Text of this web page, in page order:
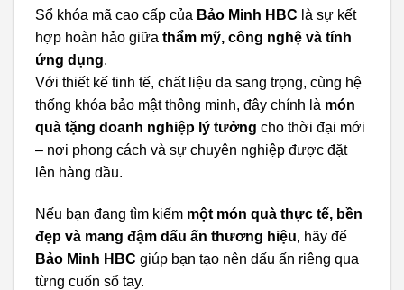
Sổ khóa mã cao cấp của Bảo Minh HBC là sự kết
hợp hoàn hảo giữa thẩm mỹ, công nghệ và tính
ứng dụng.
Với thiết kế tinh tế, chất liệu da sang trọng, cùng hệ
thống khóa bảo mật thông minh, đây chính là món
quà tặng doanh nghiệp lý tưởng cho thời đại mới
– nơi phong cách và sự chuyên nghiệp được đặt
lên hàng đầu.
Nếu bạn đang tìm kiếm một món quà thực tế, bền
đẹp và mang đậm dấu ấn thương hiệu, hãy để
Bảo Minh HBC giúp bạn tạo nên dấu ấn riêng qua
từng cuốn sổ tay.